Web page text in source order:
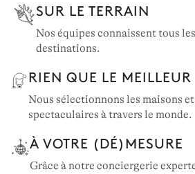
SUR LE TERRAIN
Nos équipes connaissent tous
destinations.
RIEN QUE LE MEILLEUR
Nous sélectionnons les maisons
spectaculaires à travers le monde.
À VOTRE (DÉ)MESURE
Grâce à notre conciergerie